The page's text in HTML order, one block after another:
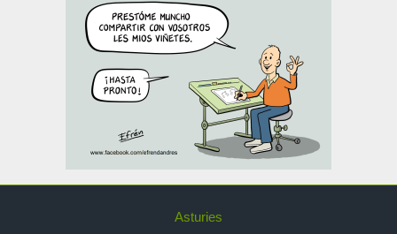
Asturies